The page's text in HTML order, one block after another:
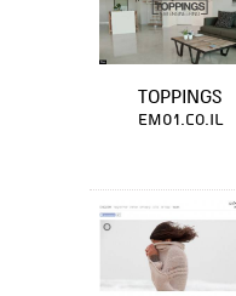
TOPPINGS
em01.co.il